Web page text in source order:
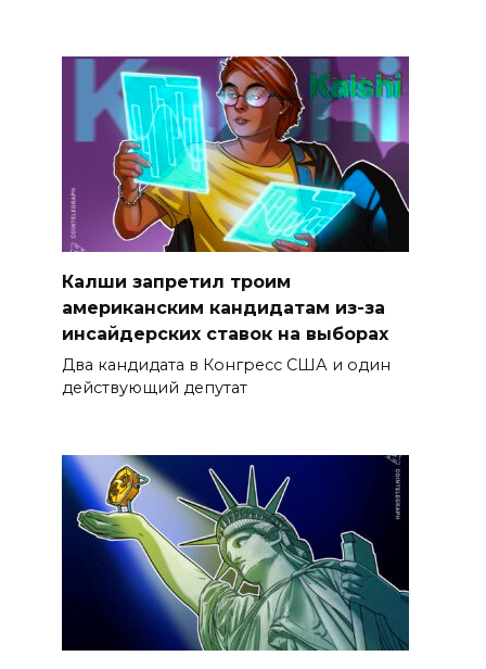
Калши запретил троим
американским кандидатам из-за
инсайдерских ставок на выборах
Два кандидата в Конгресс США и один
действующий депутат